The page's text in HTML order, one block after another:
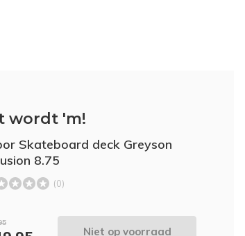
wordt 'm!
Skateboard deck Greyson
8.75
(0)
Niet op voorraad